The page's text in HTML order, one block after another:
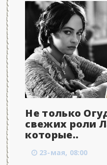
Не только
свежих роли
которые..
23-мая, 08:00